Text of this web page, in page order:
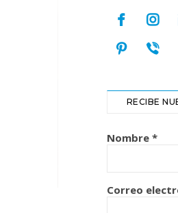
facebook
pinterest
viber
RECIBE
Nombre *
Correo